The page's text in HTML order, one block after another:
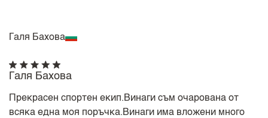
Галя Бахова
Галя Бахова
Прекрасен спортен екип.Винаги съм очарована от
всяка една моя поръчка.Винаги има вложени много